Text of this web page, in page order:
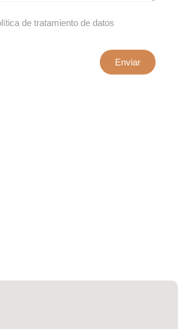
de tratamiento de datos
Enviar